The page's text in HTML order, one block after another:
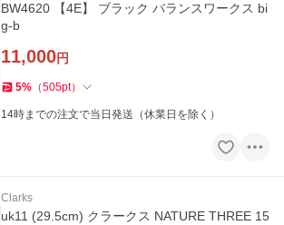
BW4620 【4E】 ブラック バランスワークス bi
g-b
11,000円
5% （505pt）
14時までの注文で当日発送（休業日を除く）
Clarks
uk11 (29.5cm) クラークス NATURE THREE 15